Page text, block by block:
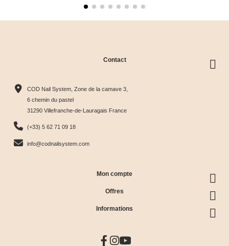
Contact
COD Nail System, Zone de la camave 3,
6 chemin du pastel
31290 Villefranche-de-Lauragais France
(+33) 5 62 71 09 18
info@codnailsystem.com
Mon compte
Offres
Informations